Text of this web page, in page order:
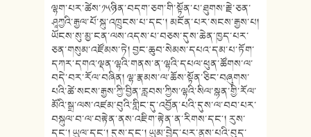
ལྷག་པར་ཚེས་༡༥ཉིན་བདག་ཅག་གི་སྟོན་པ་ཐུགས་རྗེ་ཅན་
ཤཱཀྱའི་རྒྱལ་པོ་སྐུ་འཁྲུངས་པ་དང༌། མངོན་པར་སངས་རྒྱས་པ།
ཡོངས་སུ་མྱ་ངན་ལས་འདས་པ་བཅས་དུས་ཆེན་ཁྱད་པར་
ཅན་གསུམ་འཛོམས་ཏེ། བྱང་ཆུབ་སེམས་དཔའ་དམ་པ་ཏོག་
དཀར་དགའ་ལྡན་ལྷའི་གནས་ན་ལྷའི་དཔལ་ཕུན་ཚོགས་ལ་
བདེ་བར་རོལ་བཞིན། ལྷ་རྣམས་ལ་ཆོས་སྟོན་ཅིང་བཞུགས་
པའི་ཚེ་སངས་རྒྱས་ཀྱི་བྱིན་རླབས་ཀྱིས་ལྷའི་སིལ་སྙན་གྱི་རོལ་
མོའི་སྒྲ་ལས་འཛམ་བུའི་གླིང་དུ་འབྱོན་པའི་དུས་ལ་བབ་པར་
བསྐུལ་བ་ལ་བརྟེན་ནས་འཇིག་རྟེན་ན་རིགས་དང༌། རུས་
དང༌། ཡུལ་དང༌། དུས་དང༌། ཡུམ་བྱེད་པར་ནུས་པའི་བུད་